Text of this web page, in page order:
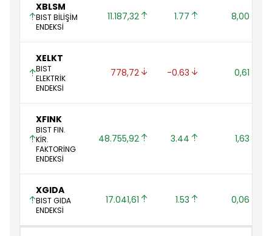
XBLSM
BIST BİLİŞİM
ENDEKSİ
11.187,32 1.77 8,00
XELKT
BIST
ELEKTRİK
ENDEKSİ
778,72 -0.63 0,61
XFINK
BIST FIN.
KİR.
FAKTORİNG
ENDEKSİ
48.755,92 3.44 1,63
XGIDA
BIST GIDA
ENDEKSİ
17.041,61 1.53 0,06